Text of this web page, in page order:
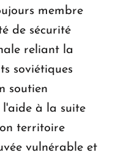
membre
de sécurité
reliant la
soviétiques
soutien
l'aide à la suite
territoire
vulnérable et